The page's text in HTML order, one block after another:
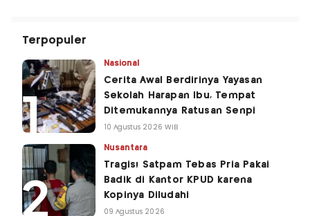
Terpopuler
Nasional
Cerita Awal Berdirinya Yayasan
Sekolah Harapan Ibu, Tempat
Ditemukannya Ratusan Senpi
10 Agustus 2026 WIB
Nusantara
Tragis! Satpam Tebas Pria Pakai
Badik di Kantor KPUD karena
Kopinya Diludahi
09 Agustus 2026